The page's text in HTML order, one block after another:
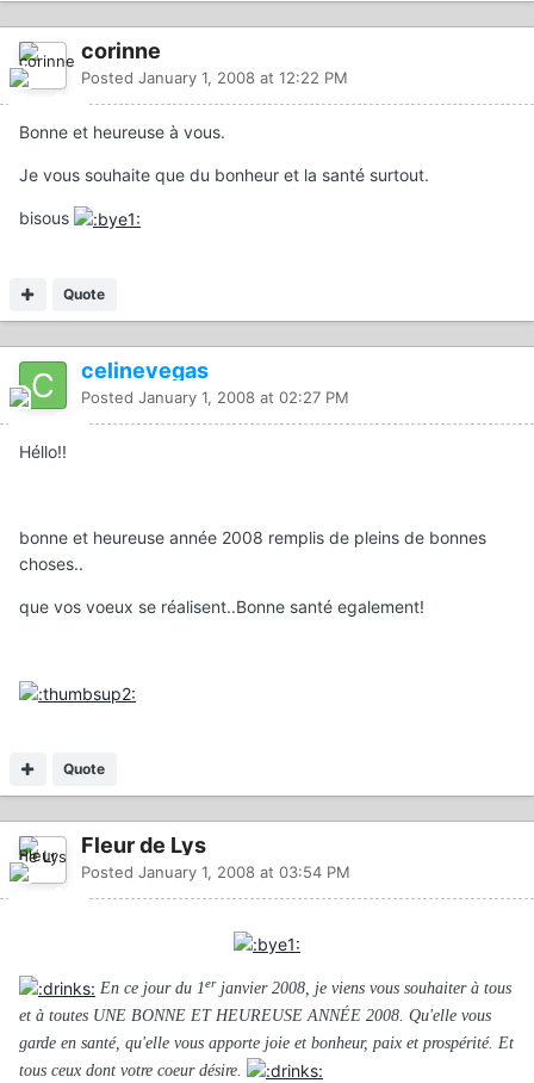
corinne
Posted January 1, 2008 at 12:22 PM
Bonne et heureuse à vous.
Je vous souhaite que du bonheur et la santé surtout.
bisous
Quote
celinevegas
Posted January 1, 2008 at 02:27 PM
Héllo!!
bonne et heureuse année 2008 remplis de pleins de bonnes
choses..
que vos voeux se réalisent..Bonne santé egalement!
Quote
Fleur de Lys
Posted January 1, 2008 at 03:54 PM
En ce jour du 1erjanvier 2008, je viens vous souhaiter à tous
et à toutes UNE BONNE ET HEUREUSE ANNÉE 2008. Qu'elle vous
garde en santé, qu'elle vous apporte joie et bonheur, paix et prospérité. Et
tous ceux dont votre coeur désire.